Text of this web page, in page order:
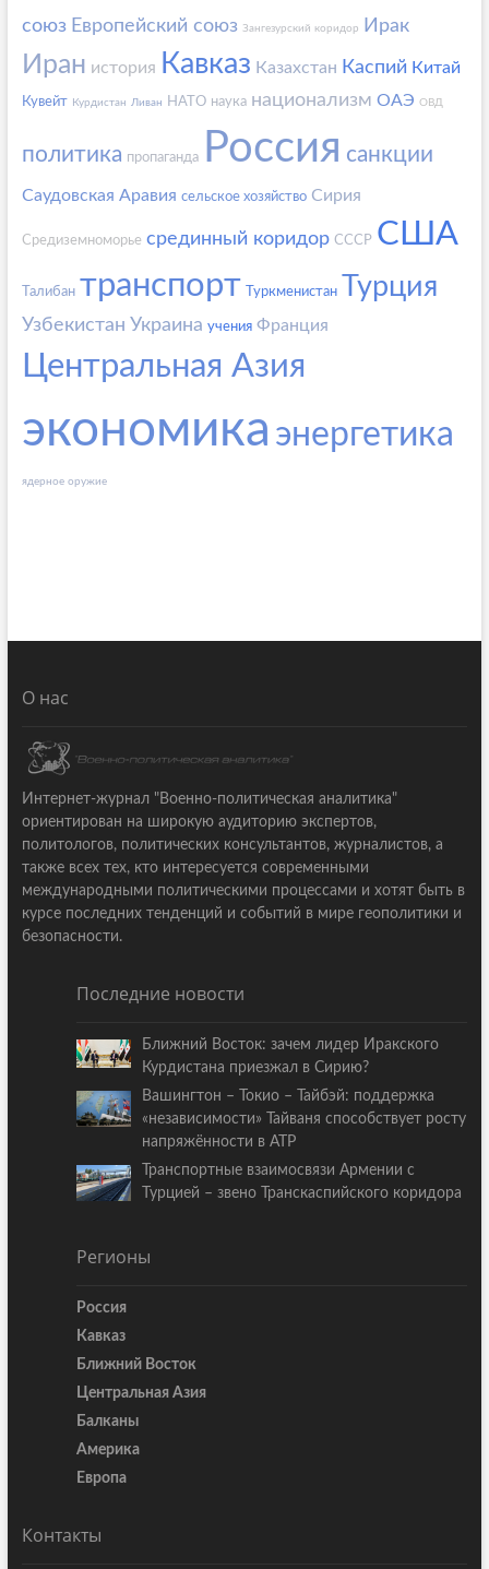
союз Европейский союз Зангезурский коридор Ирак
Иран история Кавказ Казахстан Каспий Китай
Кувейт Курдистан Ливан НАТО наука национализм ОАЭ ОВД
политика пропаганда Россия санкции
Саудовская Аравия сельское хозяйство Сирия
Средиземноморье срединный коридор СССР США
Талибан транспорт Туркменистан Турция
Узбекистан Украина учения Франция
Центральная Азия
экономика энергетика
ядерное оружие
О нас
Интернет-журнал "Военно-политическая аналитика"
ориентирован на широкую аудиторию экспертов,
политологов, политических консультантов, журналистов, а
также всех тех, кто интересуется современными
международными политическими процессами и хотят быть в
курсе последних тенденций и событий в мире геополитики и
безопасности.
Последние новости
Ближний Восток: зачем лидер Иракского
Курдистана приезжал в Сирию?
Вашингтон – Токио – Тайбэй: поддержка
«независимости» Тайваня способствует росту
напряжённости в АТР
Транспортные взаимосвязи Армении с
Турцией – звено Транскаспийского коридора
Регионы
Россия
Кавказ
Ближний Восток
Центральная Азия
Балканы
Америка
Европа
Контакты